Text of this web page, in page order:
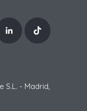
S.L. - Madrid,